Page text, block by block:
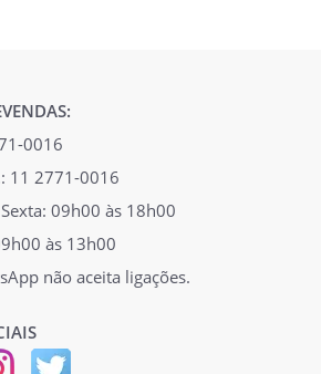
0016
11 2771-0016
09h00 às 18h00
às 13h00
não aceita ligações.